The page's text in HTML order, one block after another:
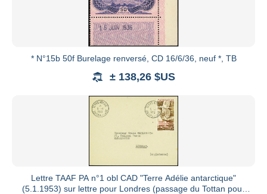
* N°15b 50f Burelage renversé, CD 16/6/36, neuf *, TB
± 138,26 $US
Lettre TAAF PA n°1 obl CAD "Terre Adélie antarctique"
(5.1.1953) sur lettre pour Londres (passage du Tottan pour